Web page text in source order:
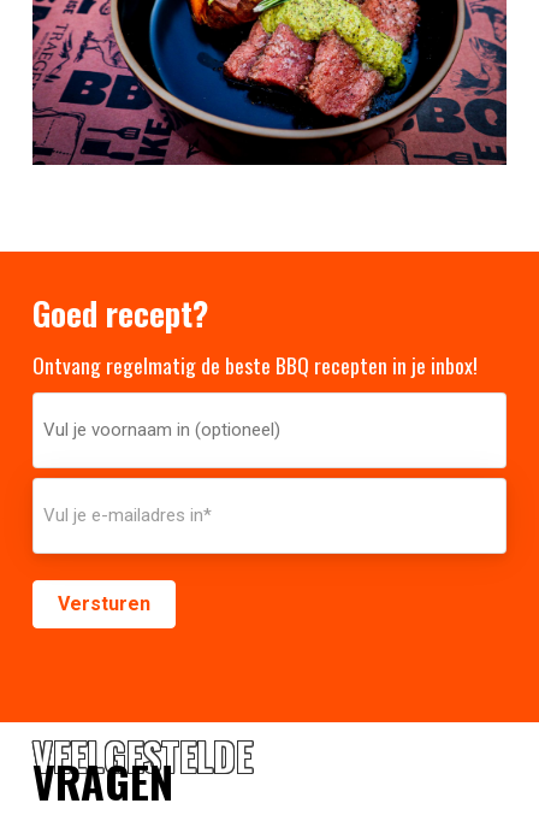
Goed recept?
Ontvang regelmatig de beste BBQ recepten in je inbox!
VEELGESTELDE
VRAGEN